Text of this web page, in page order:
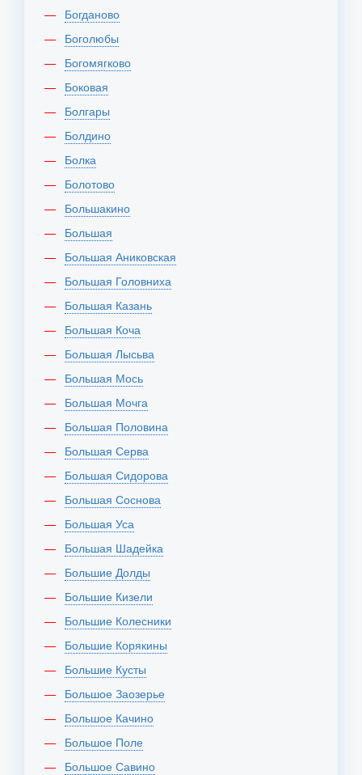
Богданово
Боголюбы
Богомягково
Боковая
Болгары
Болдино
Болка
Болотово
Большакино
Большая
Большая Аниковская
Большая Головниха
Большая Казань
Большая Коча
Большая Лысьва
Большая Мось
Большая Мочга
Большая Половина
Большая Серва
Большая Сидорова
Большая Соснова
Большая Уса
Большая Шадейка
Большие Долды
Большие Кизели
Большие Колесники
Большие Корякины
Большие Кусты
Большое Заозерье
Большое Качино
Большое Поле
Большое Савино